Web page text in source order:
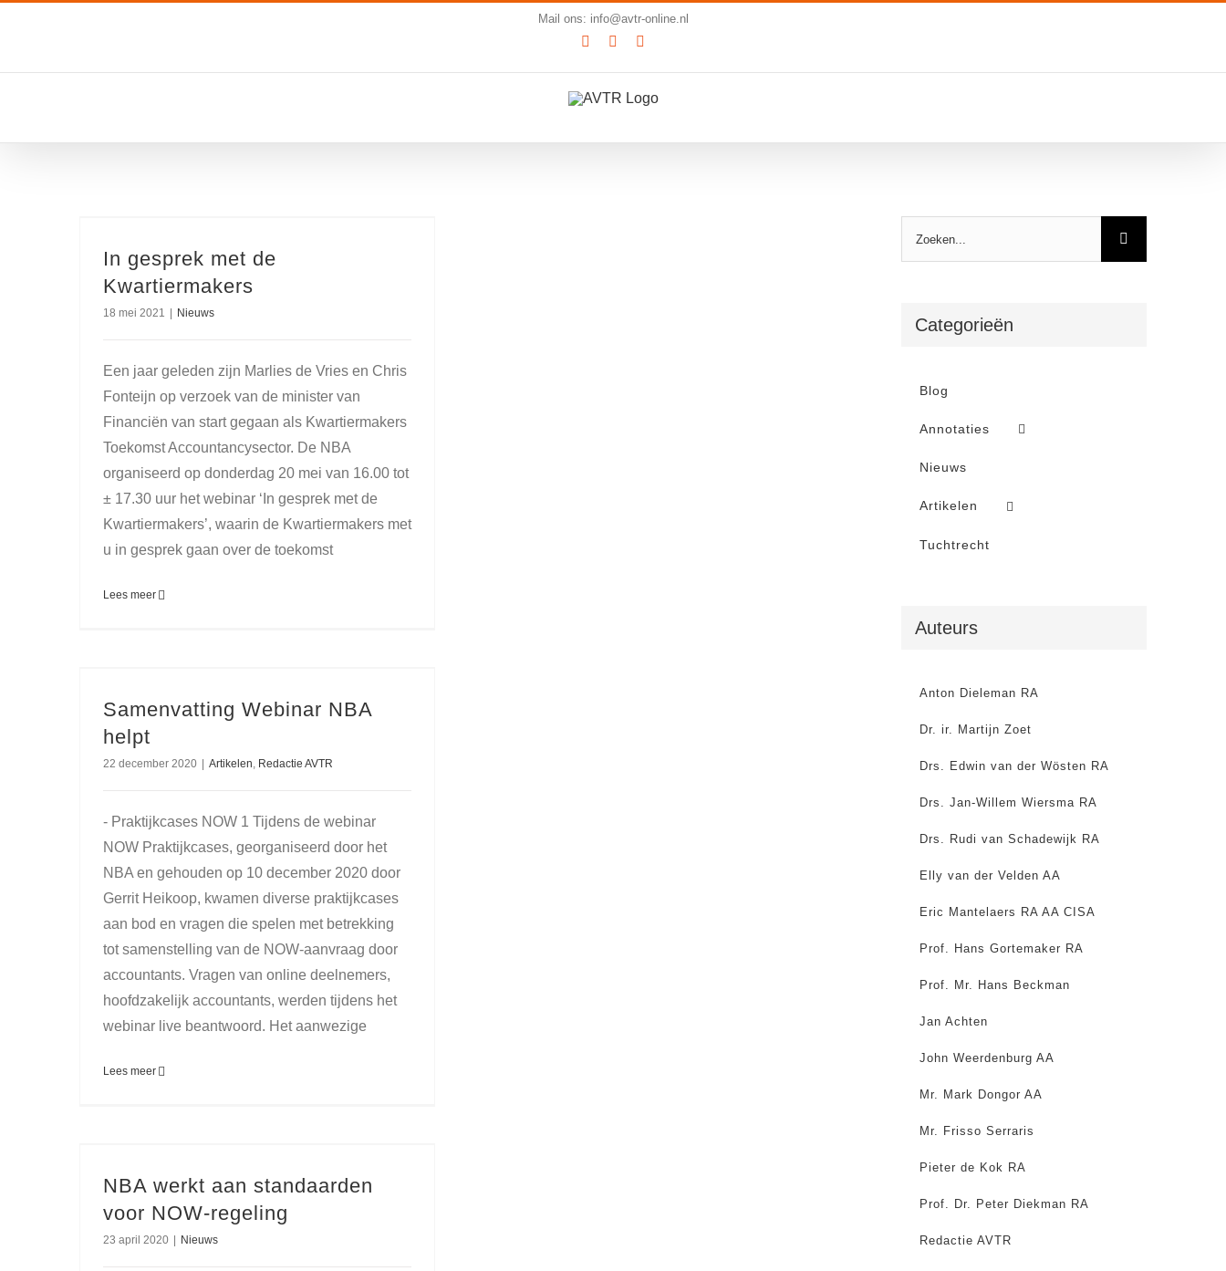
Mail ons: info@avtr-online.nl
YouTubeLinkedIn
In gesprek met de
Kwartiermakers
18 mei 2021 Nieuws
Een jaar geleden zijn Marlies de Vries en Chris
Fonteijn op verzoek van de minister van
Financiën van start gegaan als Kwartiermakers
Toekomst Accountancysector. De NBA
organiseerd op donderdag 20 mei van 16.00 tot
± 17.30 uur het webinar ‘In gesprek met de
Kwartiermakers’, waarin de Kwartiermakers met
u in gesprek gaan over de toekomst
Lees meer
Samenvatting Webinar NBA
helpt
22 december 2020 Artikelen, Redactie AVTR
- Praktijkcases NOW 1 Tijdens de webinar
NOW Praktijkcases, georganiseerd door het
NBA en gehouden op 10 december 2020 door
Gerrit Heikoop, kwamen diverse praktijkcases
aan bod en vragen die spelen met betrekking
tot samenstelling van de NOW-aanvraag door
accountants. Vragen van online deelnemers,
hoofdzakelijk accountants, werden tijdens het
webinar live beantwoord. Het aanwezige
Lees meer
NBA werkt aan standaarden
voor NOW-regeling
23 april 2020 Nieuws
Categorieën
Blog
Annotaties
Nieuws
Artikelen
Tuchtrecht
Auteurs
Anton Dieleman RA
Dr. ir. Martijn Zoet
Drs. Edwin van der Wösten RA
Drs. Jan-Willem Wiersma RA
Drs. Rudi van Schadewijk RA
Elly van der Velden AA
Eric Mantelaers RA AA CISA
Prof. Hans Gortemaker RA
Prof. Mr. Hans Beckman
Jan Achten
John Weerdenburg AA
Mr. Mark Dongor AA
Mr. Frisso Serraris
Pieter de Kok RA
Prof. Dr. Peter Diekman RA
Redactie AVTR